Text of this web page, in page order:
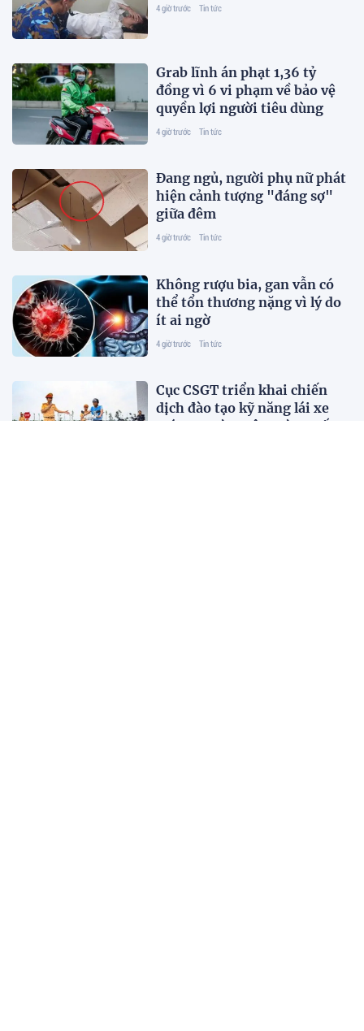
4 giờ trước Tin tức
Grab lĩnh án phạt 1,36 tỷ
đồng vì 6 vi phạm về bảo vệ
quyền lợi người tiêu dùng
4 giờ trước Tin tức
Đang ngủ, người phụ nữ phát
hiện cảnh tượng "đáng sợ"
giữa đêm
4 giờ trước Tin tức
Không rượu bia, gan vẫn có
thể tổn thương nặng vì lý do
ít ai ngờ
4 giờ trước Tin tức
Cục CSGT triển khai chiến
dịch đào tạo kỹ năng lái xe
máy an toàn trên toàn quốc